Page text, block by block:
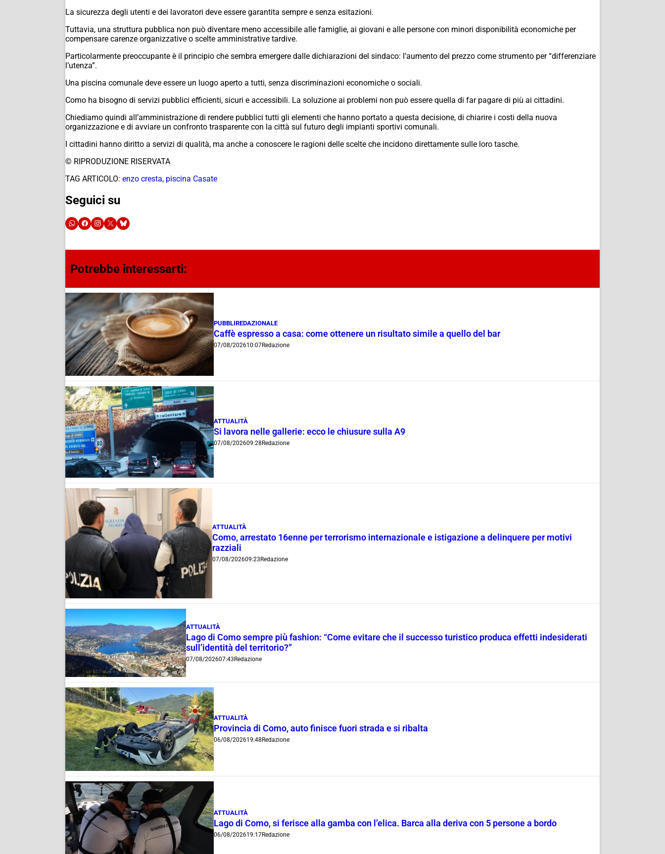
La sicurezza degli utenti e dei lavoratori deve essere garantita sempre e senza esitazioni.
Tuttavia, una struttura pubblica non può diventare meno accessibile alle famiglie, ai giovani e alle persone con minori disponibilità economiche per
compensare carenze organizzative o scelte amministrative tardive.
Particolarmente preoccupante è il principio che sembra emergere dalle dichiarazioni del sindaco: l’aumento del prezzo come strumento per “differenziare
l’utenza”.
Una piscina comunale deve essere un luogo aperto a tutti, senza discriminazioni economiche o sociali.
Como ha bisogno di servizi pubblici efficienti, sicuri e accessibili. La soluzione ai problemi non può essere quella di far pagare di più ai cittadini.
Chiediamo quindi all’amministrazione di rendere pubblici tutti gli elementi che hanno portato a questa decisione, di chiarire i costi della nuova
organizzazione e di avviare un confronto trasparente con la città sul futuro degli impianti sportivi comunali.
I cittadini hanno diritto a servizi di qualità, ma anche a conoscere le ragioni delle scelte che incidono direttamente sulle loro tasche.
© RIPRODUZIONE RISERVATA
TAG ARTICOLO: enzo cresta, piscina Casate
Seguici su
Potrebbe interessarti:
PUBBLIREDAZIONALE
Caffè espresso a casa: come ottenere un risultato simile a quello del bar
07/08/202610:07Redazione
ATTUALITÀ
Si lavora nelle gallerie: ecco le chiusure sulla A9
07/08/202609:28 Redazione
ATTUALITÀ
Como, arrestato 16enne per terrorismo internazionale e istigazione a delinquere per motivi
razziali
07/08/202609:23 Redazione
ATTUALITÀ
Lago di Como sempre più fashion: “Come evitare che il successo turistico produca effetti indesiderati
sull’identità del territorio?”
07/08/202607:43Redazione
ATTUALITÀ
Provincia di Como, auto finisce fuori strada e si ribalta
06/08/202619:48 Redazione
ATTUALITÀ
Lago di Como, si ferisce alla gamba con l’elica. Barca alla deriva con 5 persone a bordo
06/08/202619:17Redazione